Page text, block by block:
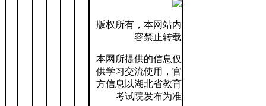
版权所有，本网站内
容禁止转载
本网所提供的信息仅
供学习交流使用，官
方信息以湖北省教育
考试院发布为准